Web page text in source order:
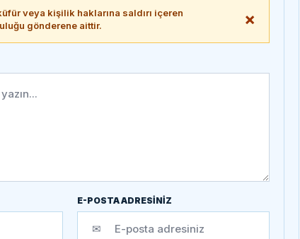
veya kişilik haklarına saldırı içeren
gönderene aittir.
×
E-POSTA ADRESİNİZ
✉